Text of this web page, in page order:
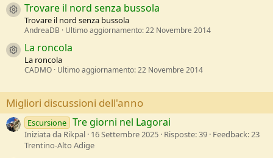
Resource icon
Trovare il nord senza bussola
Trovare il nord senza bussola
AndreaDB Ultimo aggiornamento:22 Novembre 2014
Resource icon
La roncola
La roncola
CADMO Ultimo aggiornamento:22 Novembre 2014
Migliori discussioni dell'anno
Escursione Tre giorni nel Lagorai
Iniziata da Rikpal 16 Settembre 2025 Risposte: 39 Feedback: 23
Trentino-Alto Adige